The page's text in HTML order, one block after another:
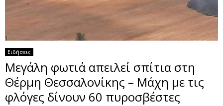
Ειδήσεις
Μεγάλη φωτιά απειλεί σπίτια στη
Θέρμη Θεσσαλονίκης – Μάχη με τις
φλόγες δίνουν 60 πυροσβέστες